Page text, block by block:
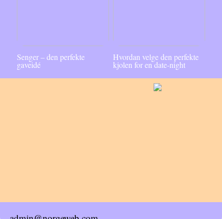
Senger – den perfekte
gaveidé
Hvordan velge den perfekte
kjolen for en date-night